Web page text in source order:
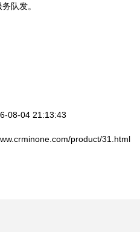
队发。
08-04 21:13:43
product/31.html